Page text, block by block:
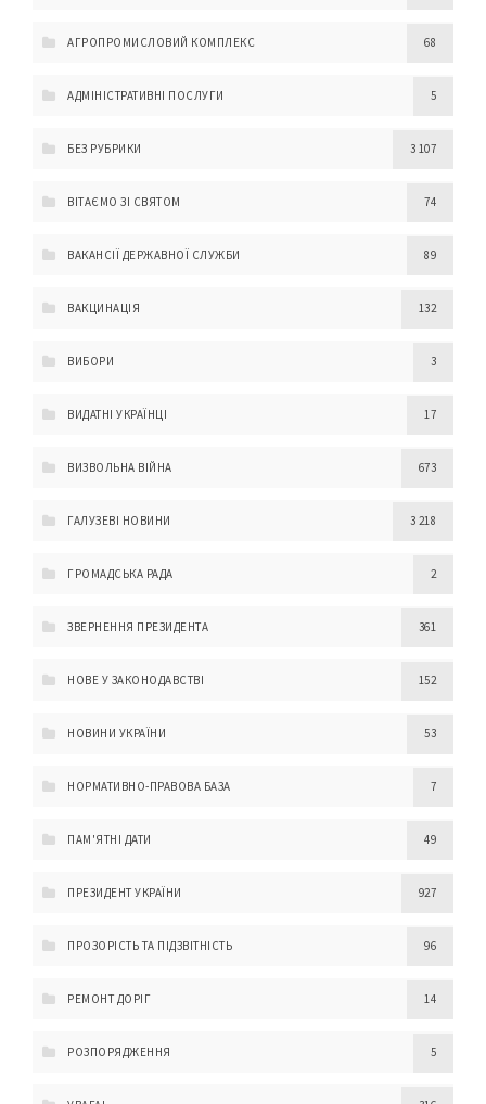
АГРОПРОМИСЛОВИЙ КОМПЛЕКС 68
АДМІНІСТРАТИВНІ ПОСЛУГИ 5
БЕЗ РУБРИКИ 3 107
ВІТАЄМО ЗІ СВЯТОМ 74
ВАКАНСІЇ ДЕРЖАВНОЇ СЛУЖБИ 89
ВАКЦИНАЦІЯ 132
ВИБОРИ 3
ВИДАТНІ УКРАЇНЦІ 17
ВИЗВОЛЬНА ВІЙНА 673
ГАЛУЗЕВІ НОВИНИ 3 218
ГРОМАДСЬКА РАДА 2
ЗВЕРНЕННЯ ПРЕЗИДЕНТА 361
НОВЕ У ЗАКОНОДАВСТВІ 152
НОВИНИ УКРАЇНИ 53
НОРМАТИВНО-ПРАВОВА БАЗА 7
ПАМ'ЯТНІ ДАТИ 49
ПРЕЗИДЕНТ УКРАЇНИ 927
ПРОЗОРІСТЬ ТА ПІДЗВІТНІСТЬ 96
РЕМОНТ ДОРІГ 14
РОЗПОРЯДЖЕННЯ 5